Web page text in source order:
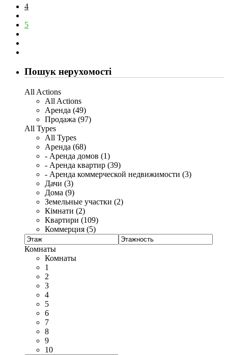
4
5
Пошук нерухомості
All Actions
All Actions
Аренда (49)
Продажа (97)
All Types
All Types
Аренда (68)
- Аренда домов (1)
- Аренда квартир (39)
- Аренда коммерческой недвижимости (3)
Дачи (3)
Дома (9)
Земельные участки (2)
Кімнати (2)
Квартири (109)
Коммерция (5)
Комнаты
Комнаты
1
2
3
4
5
6
7
8
9
10